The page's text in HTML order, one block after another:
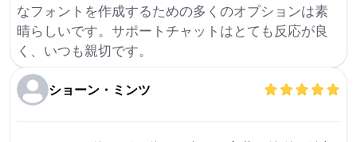
なフォントを作成するための多くのオプションは素
晴らしいです。サポートチャットはとても反応が良
く、いつも親切です。
ショーン・ミンツ